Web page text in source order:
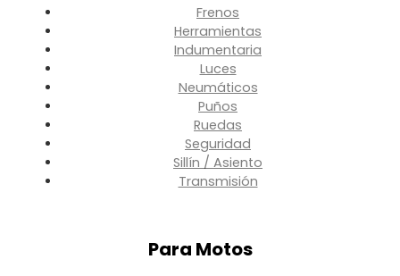
Frenos
Herramientas
Indumentaria
Luces
Neumáticos
Puños
Ruedas
Seguridad
Sillín / Asiento
Transmisión
Para Motos